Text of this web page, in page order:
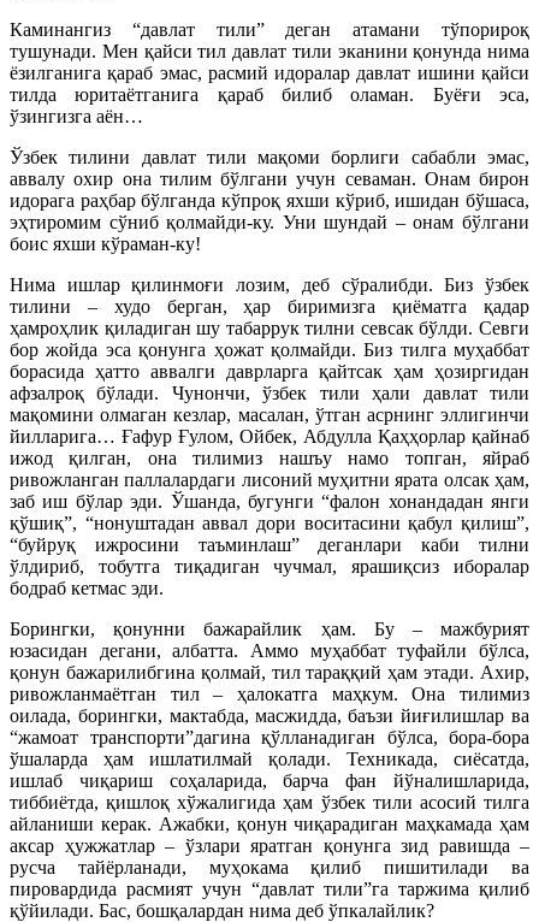
Каминангиз “давлат тили” деган атамани тўпорироқ
тушунади. Мен қайси тил давлат тили эканини қонунда нима
ёзилганига қараб эмас, расмий идоралар давлат ишини қайси
тилда юритаётганига қараб билиб оламан. Буёғи эса,
ўзингизга аён…
Ўзбек тилини давлат тили мақоми борлиги сабабли эмас,
аввалу охир она тилим бўлгани учун севаман. Онам бирон
идорага раҳбар бўлганда кўпроқ яхши кўриб, ишидан бўшаса,
эҳтиромим сўниб қолмайди-ку. Уни шундай – онам бўлгани
боис яхши кўраман-ку!
Нима ишлар қилинмоғи лозим, деб сўралибди. Биз ўзбек
тилини – худо берган, ҳар биримизга қиёматга қадар
ҳамроҳлик қиладиган шу табаррук тилни севсак бўлди. Севги
бор жойда эса қонунга ҳожат қолмайди. Биз тилга муҳаб­бат
борасида ҳатто аввалги даврларга қайтсак ҳам ҳозиргидан
афзалроқ бўлади. Чунончи, ўзбек тили ҳали давлат тили
мақомини олмаган кезлар, масалан, ўтган асрнинг эллигинчи
йилларига… Ғафур Ғулом, Ойбек, Абдулла Қаҳҳорлар қайнаб
ижод қилган, она тилимиз нашъу намо топган, яйраб
ривожланган паллалардаги лисоний муҳитни ярата олсак ҳам,
заб иш бўлар эди. Ўшанда, бугунги “фалон хонандадан янги
қўшиқ”, “нонуштадан аввал дори воситасини қабул қилиш”,
“буйруқ ижросини таъминлаш” деганлари каби тилни
ўлдириб, тобутга тиқадиган чучмал, ярашиқсиз иборалар
бодраб кетмас эди.
Борингки, қонунни бажарайлик ҳам. Бу – мажбурият
юзасидан дегани, албатта. Аммо муҳаббат туфайли бўлса,
қонун бажарилибгина қолмай, тил тараққий ҳам этади. Ахир,
ривожланмаётган тил – ҳалокатга маҳкум. Она тилимиз
оилада, борингки, мактабда, масжидда, баъзи йиғилишлар ва
“жамоат транспорти”дагина қўлланадиган бўлса, бора-бора
ўшаларда ҳам ишлатилмай қолади. Техникада, сиёсатда,
ишлаб чиқариш соҳаларида, барча фан йўналишларида,
тиббиётда, қишлоқ хўжалигида ҳам ўзбек тили асосий тилга
айланиши керак. Ажабки, қонун чиқарадиган маҳкамада ҳам
аксар ҳужжатлар – ўзлари яратган қонунга зид равишда –
русча тайёрланади, муҳокама қилиб пишитилади ва
пировардида расмият учун “давлат тили”га таржима қилиб
қўйилади. Бас, бош­қалардан нима деб ўпкалайлик?